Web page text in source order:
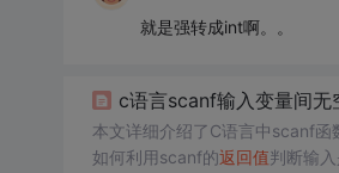
就是强转成int啊。。
c语言scanf输入变量间
本文详细介绍了C语言中scanf函
如何利用scanf的返回值判断输